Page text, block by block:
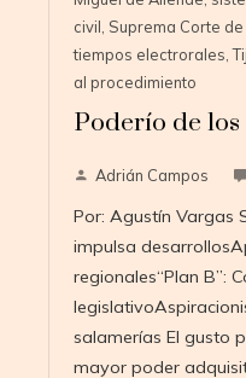
civil, Suprema Corte
tiempos electrorales,
al procedimiento
Poderío de
Adrián Campos
Por: Agustín Vargas
impulsa
regionales“Plan B”:
salamerías El gusto
mayor poder